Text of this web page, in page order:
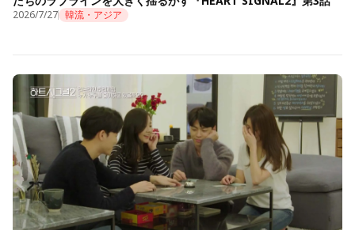
2026/7/27 韓流・アジア